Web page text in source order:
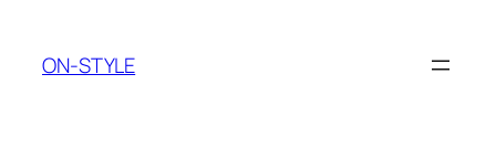
вмісту
ON-STYLE